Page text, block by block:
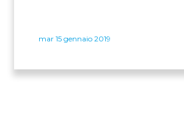
mar 15 gennaio 2019